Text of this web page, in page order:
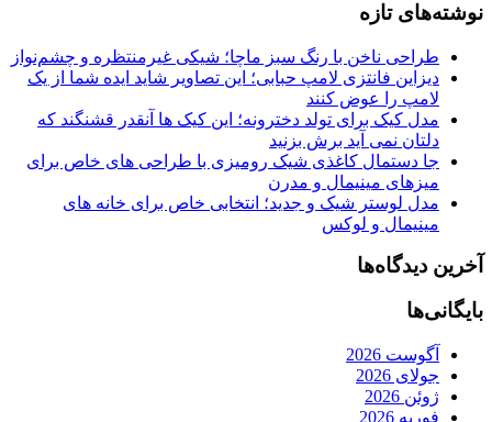
نوشته‌های تازه
طراحی ناخن با رنگ سبز ماچا؛ شیکی غیرمنتظره و چشم‌نواز
دیزاین فانتزی لامپ حبابی؛ این تصاویر شاید ایده شما از یک
لامپ را عوض کنند
مدل کیک برای تولد دخترونه؛ این کیک ها آنقدر قشنگند که
دلتان نمی آید برش بزنید
جا دستمال کاغذی شیک رومیزی با طراحی های خاص برای
میزهای مینیمال و مدرن
مدل لوستر شیک و جدید؛ انتخابی خاص برای خانه های
مینیمال و لوکس
آخرین دیدگاه‌ها
بایگانی‌ها
آگوست 2026
جولای 2026
ژوئن 2026
فوریه 2026